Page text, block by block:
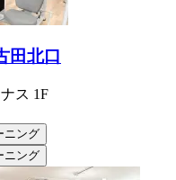
田北口
ス 1F
ニング
ニング